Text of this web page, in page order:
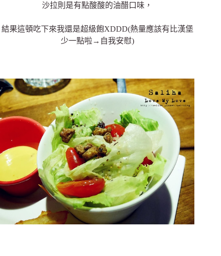
沙拉則是有點酸酸的油醋口味，
結果這頓吃下來我還是超級飽XDDD(熱量應該有比漢堡
少一點啦→自我安慰)